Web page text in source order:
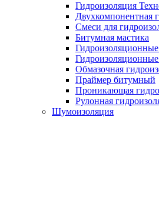
Гидроизоляция
Двухкомпонентная
Смеси для
Битумная мастика
Обмазочная
Праймер битумный
Проникающая
Рулонная
Шумоизоляция